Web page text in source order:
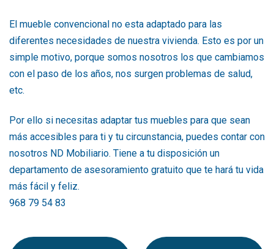
El mueble convencional no esta adaptado para las
diferentes necesidades de nuestra vivienda. Esto es por un
simple motivo, porque somos nosotros los que cambiamos
con el paso de los años, nos surgen problemas de salud,
etc.
Por ello si necesitas adaptar tus muebles para que sean
más accesibles para ti y tu circunstancia, puedes contar con
nosotros ND Mobiliario. Tiene a tu disposición un
departamento de asesoramiento gratuito que te hará tu vida
más fácil y feliz.
968 79 54 83